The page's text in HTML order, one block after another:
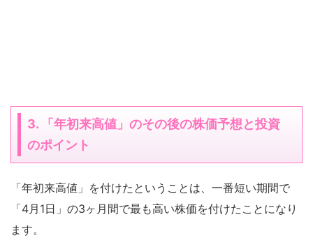
3. 「年初来高値」のその後の株価予想と投資
のポイント
「年初来高値」を付けたということは、一番短い期間で
「4月1日」の3ヶ月間で最も高い株価を付けたことになり
ます。